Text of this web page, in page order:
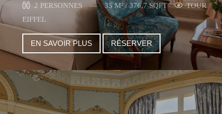
2 PERSONNES 35 M² / 376,7 SQFT
TOUR
EIFFEL
EN SAVOIR PLUS RÉSERVER